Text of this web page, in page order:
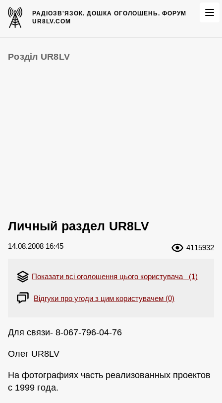
РАДІОЗВ'ЯЗОК.ДОШКА ОГОЛОШЕНЬ. ФОРУМ
UR8LV.COM
Розділ UR8LV
Личный раздел UR8LV
14.08.2008 16:45 4115932
Показати всі оголошення цього користувача (1)
Відгуки про угоди з цим користувачем (0)
Для связи- 8-067-796-04-76
Олег UR8LV
На фотографиях часть реализованных проектов
с 1999 года.